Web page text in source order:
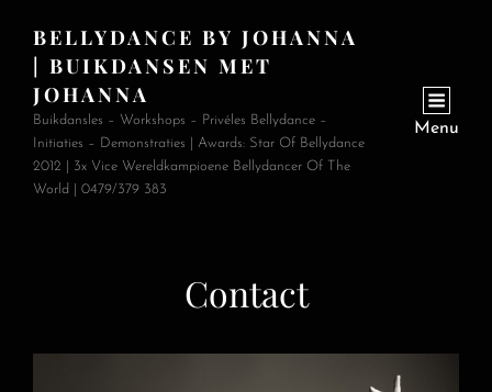
BELLYDANCE BY JOHANNA
| BUIKDANSEN MET
JOHANNA
Buikdansles – Workshops – Privéles Bellydance –
Initiaties – Demonstraties | Awards: Star Of Bellydance
2012 | 3x Vice Wereldkampioene Bellydancer Of The
World | 0479/379 383
Menu
Contact